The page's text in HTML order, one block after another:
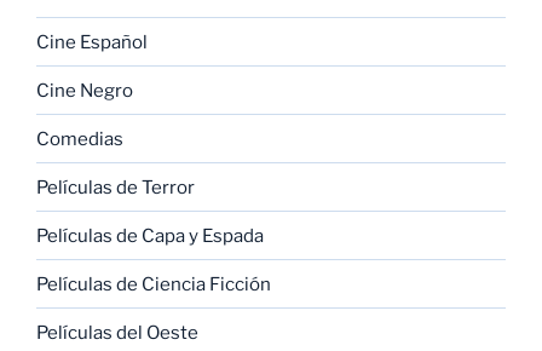
Cine Español
Cine Negro
Comedias
Películas de Terror
Películas de Capa y Espada
Películas de Ciencia Ficción
Películas del Oeste